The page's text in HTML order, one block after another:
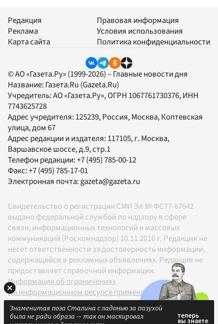
Редакция
Реклама
Карта сайта
Правовая информация
Условия использования
Политика конфиденциальности
© АО «Газета.Ру» (1999-2026) – Главные новости дня
Название: Газета.Ru (Gazeta.Ru)
Учредитель:АО «Газета.Ру», ОГРН 1067761730376, ИНН
7743625728
Адрес учредителя: 125239, Россия, Москва, Коптевская
улица, дом 67
Адрес редакции и издателя: 117105, г. Москва,
Варшавское шоссе, д.9, стр.1
Телефон редакции:+7 (495) 785-00-12
Факс:+7 (495) 785-17-01
Электронная почта:gazeta@gazeta.ru
Свидетельство о регистрации СМИ Эл № ФС77-67642
выдано федеральной службой по надзору в сфере
связи, информационных технологий и массовых
коммуникаций (Роскомнадзор) 10.11.2016 г. Редакция не
несет ответственности за достоверность информации,
содержащейся в рекламных объявлениях. Редакция не
предоставляет справочной информации.
Информация об ограничениях
На информационном ресурсе применяются
рекомендательные технологии в соответствии с
Правилами
Знаменитая поза Сталина с ладонью за пазухой
была не ради образа — так он маскировал